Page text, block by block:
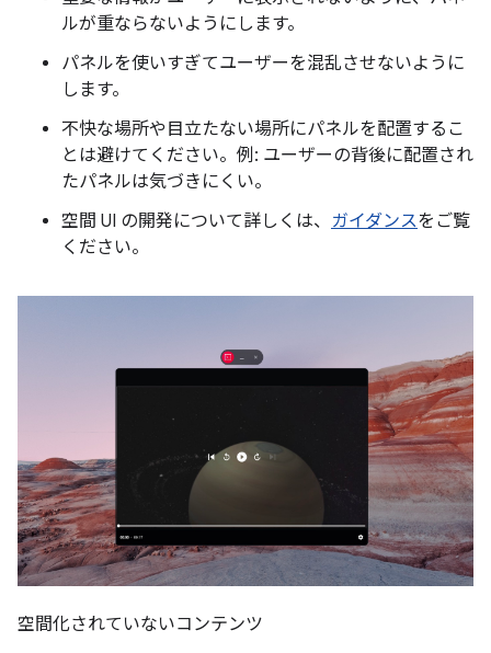
ルが重ならないようにします。
パネルを使いすぎてユーザーを混乱させないように
します。
不快な場所や目立たない場所にパネルを配置するこ
とは避けてください。例: ユーザーの背後に配置され
たパネルは気づきにくい。
空間 UI の開発について詳しくは、 ガイダンスをご覧
ください。
空間化されていないコンテンツ